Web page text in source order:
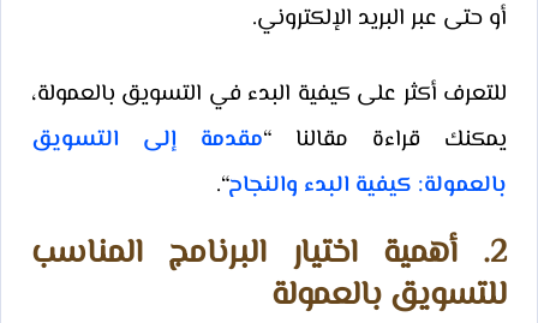
أو حتى عبر البريد الإلكتروني.
للتعرف أكثر على كيفية البدء في التسويق بالعمولة،
يمكنك قراءة مقالنا “مقدمة إلى التسويق
بالعمولة: كيفية البدء والنجاح“.
2. أهمية اختيار البرنامج المناسب
للتسويق بالعمولة